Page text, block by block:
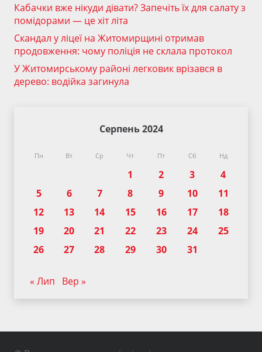
Кабачки вже нікуди дівати? Запечіть їх для салату з
помідорами — це хіт літа
Скандал у ліцеї на Житомирщині отримав
продовження: чому поліція не склала протокол
У Житомирському районі легковик врізався в
дерево: водійка загинула
Серпень 2024
Пн Вт Ср Чт Пт Сб Нд
1 2 3
4
5
6 7 8 9 10
11
12
13 14 15 16 17
18
19
20 21 22 23 24
25
26
27 28 29 30 31
« Лип Вер »